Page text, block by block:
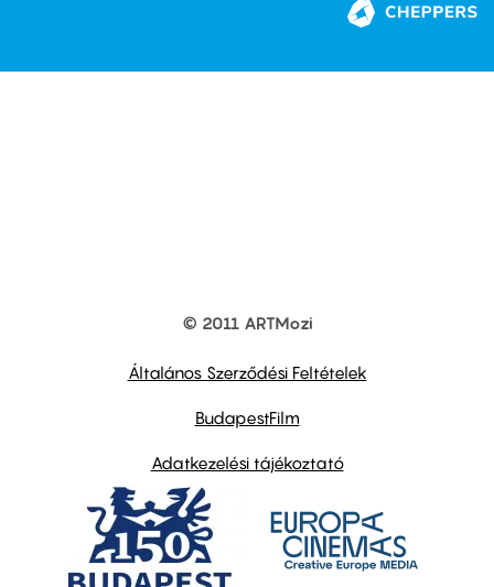
© 2011 ARTMozi
Általános Szerződési Feltételek
BudapestFilm
Adatkezelési tájékoztató